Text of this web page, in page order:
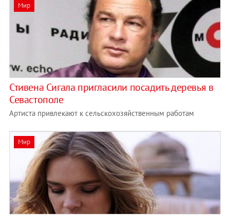
Мир
Стивена Сигала пригласили посадить деревья в
Севастополе
Артиста привлекают к сельскохозяйственным работам
Мир